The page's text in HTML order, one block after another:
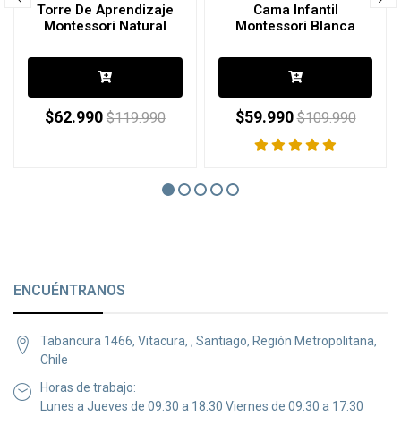
Torre De Aprendizaje
Montessori Natural
$62.990 $119.990
Cama Infantil
Montessori Blanca
$59.990 $109.990
ENCUÉNTRANOS
Tabancura 1466, Vitacura, , Santiago, Región Metropolitana,
Chile
Horas de trabajo:
Lunes a Jueves de 09:30 a 18:30 Viernes de 09:30 a 17:30